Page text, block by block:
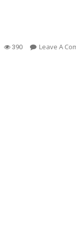
390 Leave A